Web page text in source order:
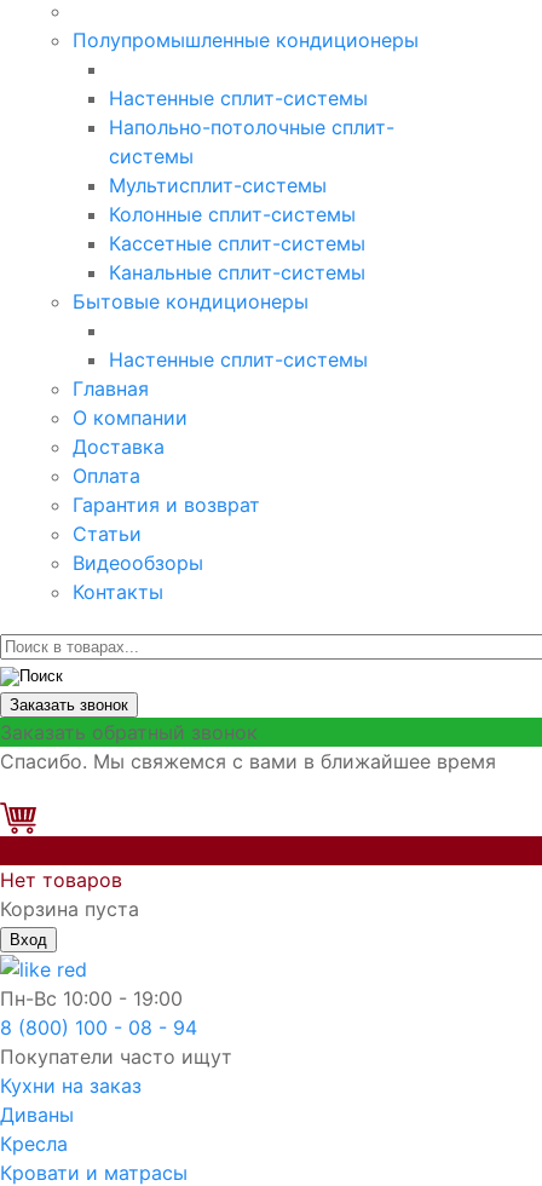
Полупромышленные кондиционеры
Настенные сплит-системы
Напольно-потолочные сплит-
системы
Мультисплит-системы
Колонные сплит-системы
Кассетные сплит-системы
Канальные сплит-системы
Бытовые кондиционеры
Настенные сплит-системы
Главная
О компании
Доставка
Оплата
Гарантия и возврат
Статьи
Видеообзоры
Контакты
Заказать звонок
Заказать обратный звонок
Спасибо. Мы свяжемся с вами в ближайшее время
Нет товаров
Корзина пуста
Вход
Пн-Вс 10:00 - 19:00
8 (800) 100 - 08 - 94
Покупатели часто ищут
Кухни на заказ
Диваны
Кресла
Кровати и матрасы